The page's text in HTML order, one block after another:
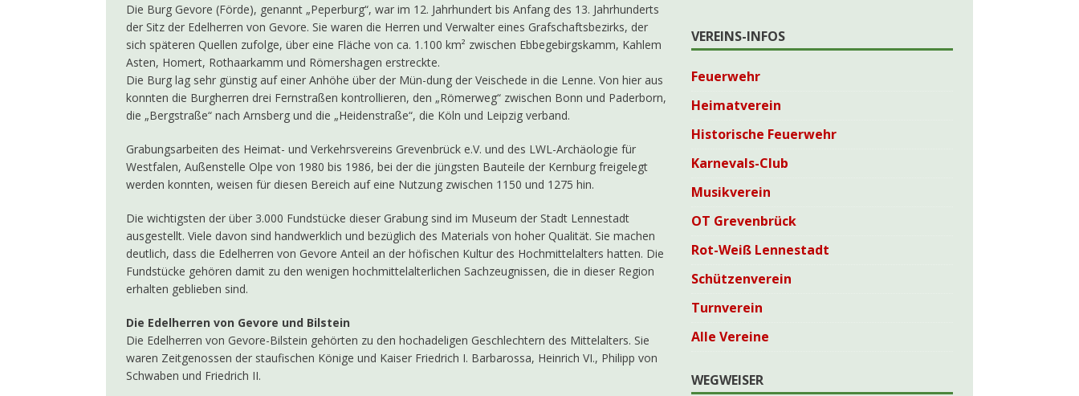
Die Burg Gevore (Förde), genannt „Peperburg“, war im 12. Jahrhundert bis Anfang des 13. Jahrhunderts
der Sitz der Edelherren von Gevore. Sie waren die Herren und Verwalter eines Grafschaftsbezirks, der
sich späteren Quellen zufolge, über eine Fläche von ca. 1.100 km² zwischen Ebbegebirgskamm, Kahlem
Asten, Homert, Rothaarkamm und Römershagen erstreckte.
Die Burg lag sehr günstig auf einer Anhöhe über der Mün-dung der Veischede in die Lenne. Von hier aus
konnten die Burgherren drei Fernstraßen kontrollieren, den „Römerweg“ zwischen Bonn und Paderborn,
die „Bergstraße“ nach Arnsberg und die „Heidenstraße“, die Köln und Leipzig verband.
Grabungsarbeiten des Heimat- und Verkehrsvereins Grevenbrück e.V. und des LWL-Archäologie für
Westfalen, Außenstelle Olpe von 1980 bis 1986, bei der die jüngsten Bauteile der Kernburg freigelegt
werden konnten, weisen für diesen Bereich auf eine Nutzung zwischen 1150 und 1275 hin.
Die wichtigsten der über 3.000 Fundstücke dieser Grabung sind im Museum der Stadt Lennestadt
ausgestellt. Viele davon sind handwerklich und bezüglich des Materials von hoher Qualität. Sie machen
deutlich, dass die Edelherren von Gevore Anteil an der höfischen Kultur des Hochmittelalters hatten. Die
Fundstücke gehören damit zu den wenigen hochmittelalterlichen Sachzeugnissen, die in dieser Region
erhalten geblieben sind.
Die Edelherren von Gevore und Bilstein
Die Edelherren von Gevore-Bilstein gehörten zu den hochadeligen Geschlechtern des Mittelalters. Sie
waren Zeitgenossen der staufischen Könige und Kaiser Friedrich I. Barbarossa, Heinrich VI., Philipp von
Schwaben und Friedrich II.
VEREINS-INFOS
Feuerwehr
Heimatverein
Historische Feuerwehr
Karnevals-Club
Musikverein
OT Grevenbrück
Rot-Weiß Lennestadt
Schützenverein
Turnverein
Alle Vereine
WEGWEISER